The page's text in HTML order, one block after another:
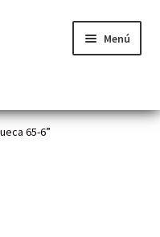
Menú
65-6”